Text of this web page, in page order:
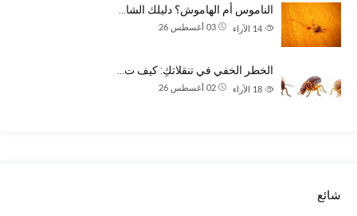
الناموس أم الهاموش؟ دليلك الشا…
03 أغسطس 26 الآراء
الخطر الخفي في تنقلاتكِ: كيف ت…
02 أغسطس 26 الآراء
شائع